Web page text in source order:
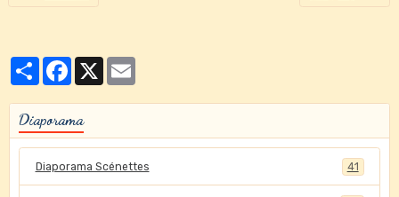
PartagerFacebook
Diaporama
Diaporama Scénettes 41